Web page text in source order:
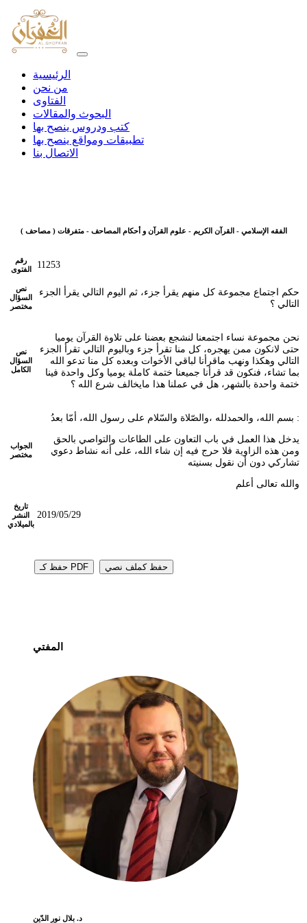
الرئيسية
من نحن
الفتاوى
البحوث والمقالات
كتب ودروس ينصح بها
تطبيقات ومواقع ينصح بها
الاتصال بنا
الفقه الإسلامي - القرآن الكريم - علوم القرآن و أحكام المصاحف - متفرقات ( مصاحف )
رقم
الفتوى
11253
نص
السؤال
مختصر
حكم اجتماع مجموعة كل منهم يقرأ جزء، ثم اليوم التالي يقرأ الجزء
التالي ؟
نص
السؤال
الكامل
نحن مجموعة نساء اجتمعنا لنشجع بعضنا على تلاوة القرآن يوميا
حتى لانكون ممن يهجره، كل منا تقرأ جزء وباليوم التالي تقرأ الجزء
التالي وهكذا ونهب ماقرأنا لباقي الأخوات وبعده كل منا تدعو الله
بما تشاء، فنكون قد قرأنا جميعنا ختمة كاملة يوميا وكل واحدة فينا
ختمة واحدة بالشهر، هل في عملنا هذا مايخالف شرع الله ؟
الجواب
مختصر
بسم الله، والحمدلله ،والصّلاة والسّلام على رسول الله، أمّا بعدُ :
يدخل هذا العمل في باب التعاون على الطاعات والتواصي بالحق
ومن هذه الزاوية فلا حرج فيه إن شاء الله، على أنه نشاط دعوي
تشاركي دون أن نقول بسنيته
والله تعالى أعلم
تاريخ
النشر
بالميلادي
2019/05/29
حفظ كـ PDF حفظ كملف نصي
المفتي
د. بلال نور الدّين